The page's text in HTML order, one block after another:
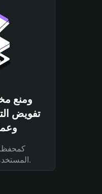
ومنع
تفويض
المستخدمين مهمتنا الأساسية.